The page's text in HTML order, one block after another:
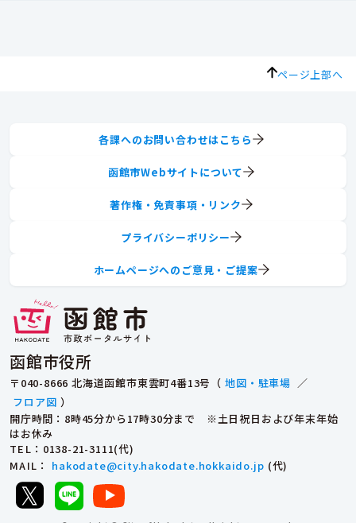
ページ上部へ
函館市役所
〒040-8666 北海道函館市東雲町4番13号（ 地図・駐車場 ／
フロア図 ）
開庁時間：8時45分から17時30分まで ※土日祝日および年末年始
はお休み
TEL ：0138-21-3111(代)
MAIL ： hakodate@city.hakodate.hokkaido.jp (代)
各課へのお問い合わせはこちら
函館市Webサイトについて
著作権・免責事項・リンク
プライバシーポリシー
ホームページへのご意見・ご提案